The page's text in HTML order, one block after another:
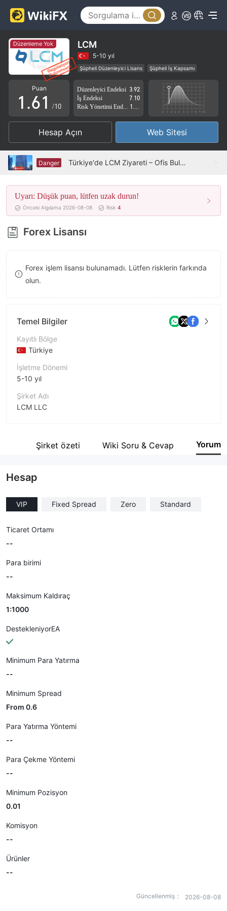
Düzenleme Yok LCM
5-10 yıl
Şüpheli Düzenleyici Lisans
Şüpheli İş Kapsamı
Yüksek düzeyde potansiyel risk
Puan
0
1
2
3
4
5
6
7
8
9
.
2
3
4
5
6
7
8
9
0
1
2
3
4
5
6
7
8
9
/10
Düzenleyici Endeksi 3.92
İş Endeksi
7.10
Hesap Açın Web Sitesi
Danger Türkiye'de LCM Ziyareti – Ofis Bulunamadı
Uyarı: Düşük puan, lütfen uzak durun!
Önceki Algılama 2026-08-08 Risk 4
Forex Lisansı
Forex işlem lisansı bulunamadı. Lütfen risklerin farkında
olun.
Temel Bilgiler
Kayıtlı Bölge
Türkiye
İşletme Dönemi
5-10 yıl
Şirket Adı
LCM LLC
Şirket çalışanı
Şirket özeti Wiki Soru & Cevap Yorum
Hesap
VIP Fixed Spread Zero Standard
Ticaret Ortamı
--
Para birimi
--
Maksimum Kaldıraç
1:1000
DestekleniyorEA
Minimum Para Yatırma
--
Minimum Spread
From 0.6
Para Yatırma Yöntemi
--
Para Çekme Yöntemi
--
Minimum Pozisyon
0.01
Komisyon
--
Ürünler
--
Güncellenmiş： 2026-08-08